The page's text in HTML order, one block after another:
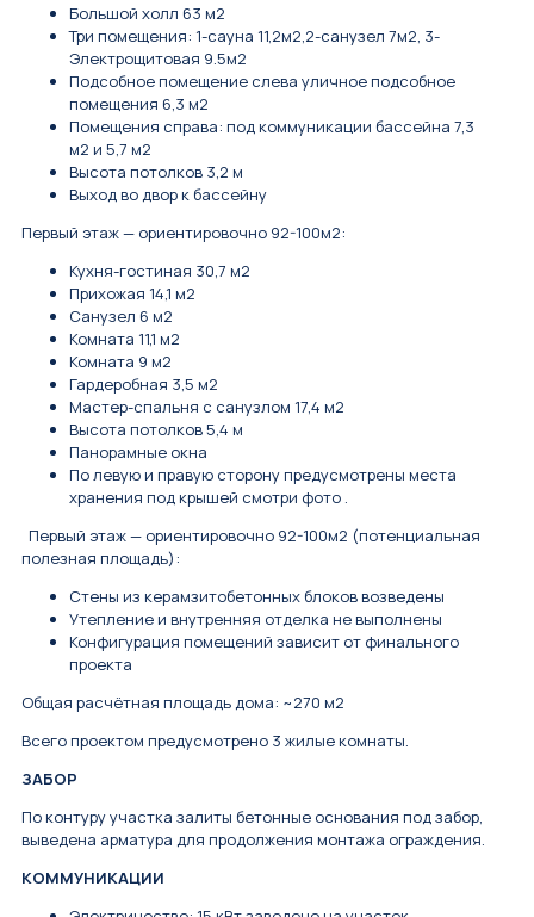
Большой холл 63 м2
Три помещения: 1-сауна 11,2м2,2-санузел 7м2, 3-
Электрощитовая 9.5м2
Подсобное помещение слева уличное подсобное
помещения 6,3 м2
Помещения справа: под коммуникации бассейна 7,3
м2 и 5,7 м2
Высота потолков 3,2 м
Выход во двор к бассейну
Первый этаж — ориентировочно 92-100м2:
Кухня-гостиная 30,7 м2
Прихожая 14,1 м2
Санузел 6 м2
Комната 11,1 м2
Комната 9 м2
Гардеробная 3,5 м2
Мастер-спальня с санузлом 17,4 м2
Высота потолков 5,4 м
Панорамные окна
По левую и правую сторону предусмотрены места
хранения под крышей смотри фото .
Первый этаж — ориентировочно 92-100м2 (потенциальная
полезная площадь):
Стены из керамзитобетонных блоков возведены
Утепление и внутренняя отделка не выполнены
Конфигурация помещений зависит от финального
проекта
Общая расчётная площадь дома: ~270 м2
Всего проектом предусмотрено 3 жилые комнаты.
ЗАБОР
По контуру участка залиты бетонные основания под забор,
выведена арматура для продолжения монтажа ограждения.
КОММУНИКАЦИИ